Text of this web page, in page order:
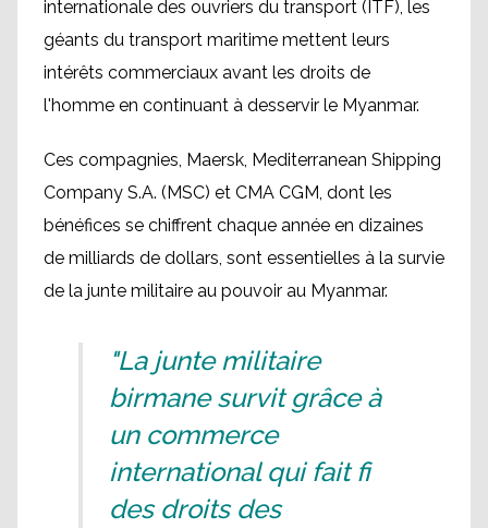
internationale des ouvriers du transport (ITF), les
géants du transport maritime mettent leurs
intérêts commerciaux avant les droits de
l'homme en continuant à desservir le Myanmar.
Ces compagnies, Maersk, Mediterranean Shipping
Company S.A. (MSC) et CMA CGM, dont les
bénéfices se chiffrent chaque année en dizaines
de milliards de dollars, sont essentielles à la survie
de la junte militaire au pouvoir au Myanmar.
"La junte militaire
birmane survit grâce à
un commerce
international qui fait fi
des droits des